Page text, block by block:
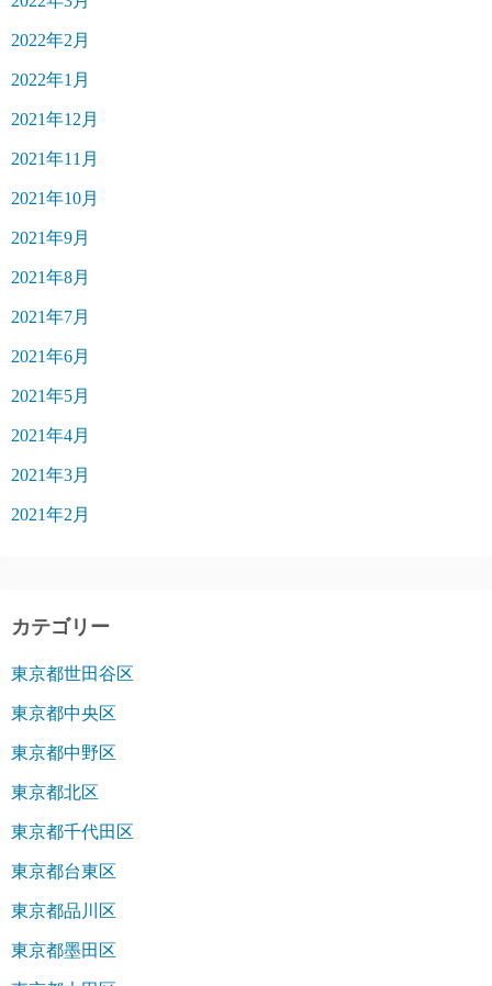
2022年2月
2022年1月
2021年12月
2021年11月
2021年10月
2021年9月
2021年8月
2021年7月
2021年6月
2021年5月
2021年4月
2021年3月
2021年2月
カテゴリー
東京都世田谷区
東京都中央区
東京都中野区
東京都北区
東京都千代田区
東京都台東区
東京都品川区
東京都墨田区